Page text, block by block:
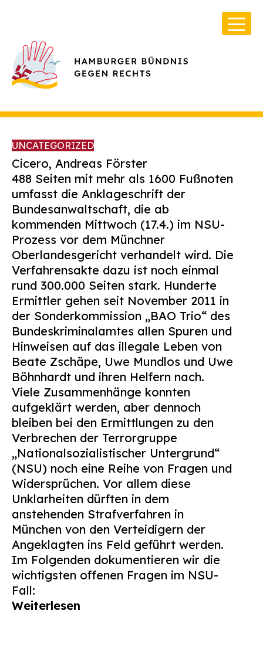
Über Uns
Infos & Broschüren
Archiv
Kontakt
Suchen
nach:
UNCATEGORIZED
Cicero, Andreas Förster
488 Seiten mit mehr als 1600 Fußnoten
umfasst die Anklageschrift der
Bundesanwaltschaft, die ab
kommenden Mittwoch (17.4.) im NSU-
Prozess vor dem Münchner
Oberlandesgericht verhandelt wird. Die
Verfahrensakte dazu ist noch einmal
rund 300.000 Seiten stark. Hunderte
Ermittler gehen seit November 2011 in
der Sonderkommission „BAO Trio“ des
Bundeskriminalamtes allen Spuren und
Hinweisen auf das illegale Leben von
Beate Zschäpe, Uwe Mundlos und Uwe
Böhnhardt und ihren Helfern nach.
Viele Zusammenhänge konnten
aufgeklärt werden, aber dennoch
bleiben bei den Ermittlungen zu den
Verbrechen der Terrorgruppe
„Nationalsozialistischer Untergrund“
(NSU) noch eine Reihe von Fragen und
Widersprüchen. Vor allem diese
Unklarheiten dürften in dem
anstehenden Strafverfahren in
München von den Verteidigern der
Angeklagten ins Feld geführt werden.
Im Folgenden dokumentieren wir die
wichtigsten offenen Fragen im NSU-
Fall:
Weiterlesen